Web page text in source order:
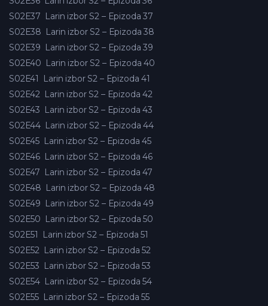
S02E37 Larin izbor S2 – Epizoda 37
S02E38 Larin izbor S2 – Epizoda 38
S02E39 Larin izbor S2 – Epizoda 39
S02E40 Larin izbor S2 – Epizoda 40
S02E41
Larin izbor S2 – Epizoda 41
S02E42 Larin izbor S2 – Epizoda 42
S02E43 Larin izbor S2 – Epizoda 43
S02E44 Larin izbor S2 – Epizoda 44
S02E45 Larin izbor S2 – Epizoda 45
S02E46 Larin izbor S2 – Epizoda 46
S02E47 Larin izbor S2 – Epizoda 47
S02E48 Larin izbor S2 – Epizoda 48
S02E49 Larin izbor S2 – Epizoda 49
S02E50 Larin izbor S2 – Epizoda 50
S02E51
Larin izbor S2 – Epizoda 51
S02E52 Larin izbor S2 – Epizoda 52
S02E53 Larin izbor S2 – Epizoda 53
S02E54 Larin izbor S2 – Epizoda 54
S02E55 Larin izbor S2 – Epizoda 55